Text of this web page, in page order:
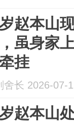
赵本山
虽身家
挂
舍长 2026-07-
赵本山